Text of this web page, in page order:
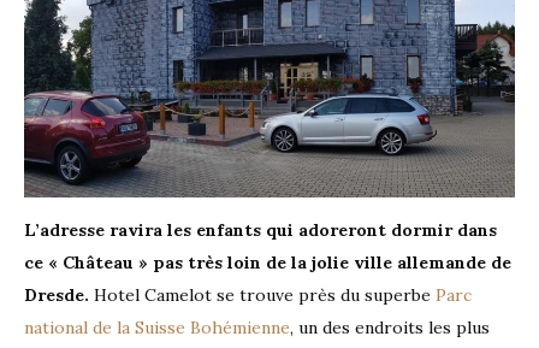
L’adresse ravira les enfants qui adoreront dormir dans
ce « Château » pas très loin de la jolie ville allemande de
Dresde. Hotel Camelot se trouve près du superbe Parc
national de la Suisse Bohémienne, un des endroits les plus